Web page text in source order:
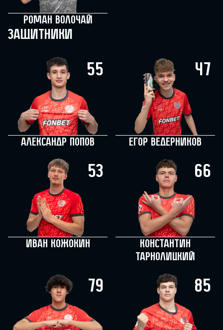
Роман Волочай
Защитники
55
Александр Попов
47
Егор Ведерников
53
Иван Кожокин
66
Константин
Тарнолицкий
79 85